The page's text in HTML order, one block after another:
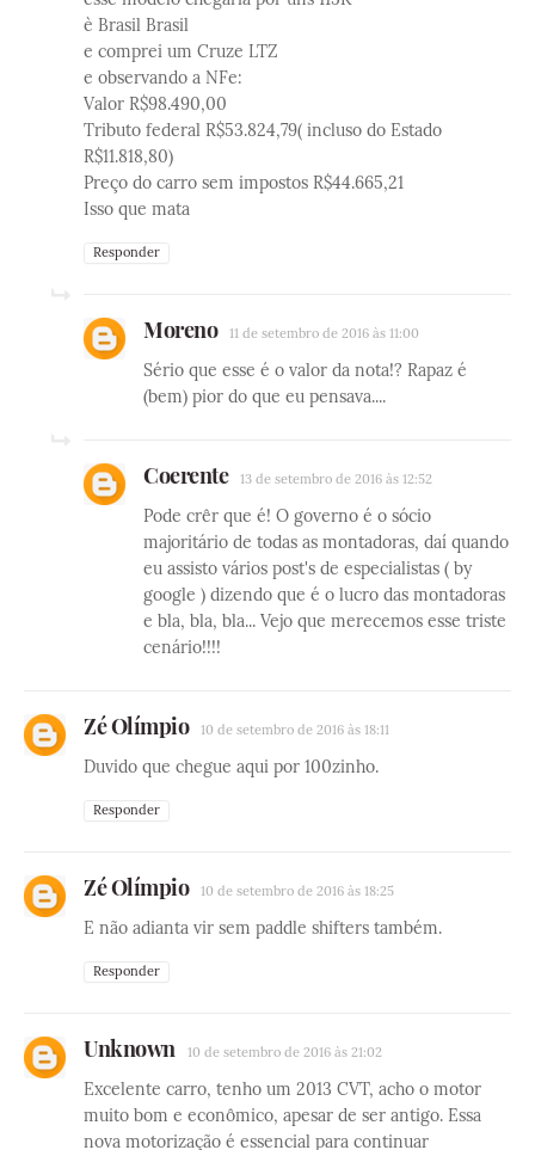
è Brasil Brasil
e comprei um Cruze LTZ
e observando a NFe:
Valor R$98.490,00
Tributo federal R$53.824,79( incluso do Estado
R$11.818,80)
Preço do carro sem impostos R$44.665,21
Isso que mata
Responder
Moreno 11 de setembro de 2016 às 11:00
Sério que esse é o valor da nota!? Rapaz é
(bem) pior do que eu pensava....
Coerente 13 de setembro de 2016 às 12:52
Pode crêr que é! O governo é o sócio
majoritário de todas as montadoras, daí quando
eu assisto vários post's de especialistas ( by
google ) dizendo que é o lucro das montadoras
e bla, bla, bla... Vejo que merecemos esse triste
cenário!!!!
Zé Olímpio 10 de setembro de 2016 às 18:11
Duvido que chegue aqui por 100zinho.
Responder
Zé Olímpio 10 de setembro de 2016 às 18:25
E não adianta vir sem paddle shifters também.
Responder
Unknown 10 de setembro de 2016 às 21:02
Excelente carro, tenho um 2013 CVT, acho o motor
muito bom e econômico, apesar de ser antigo. Essa
nova motorização é essencial para continuar